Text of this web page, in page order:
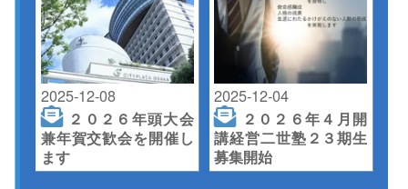
2025-12-08
２０２６年頭大会
兼年賀交歓会を開催し
ます
2025-12-04
２０２６年４月開
講経営二世塾２３期生
募集開始